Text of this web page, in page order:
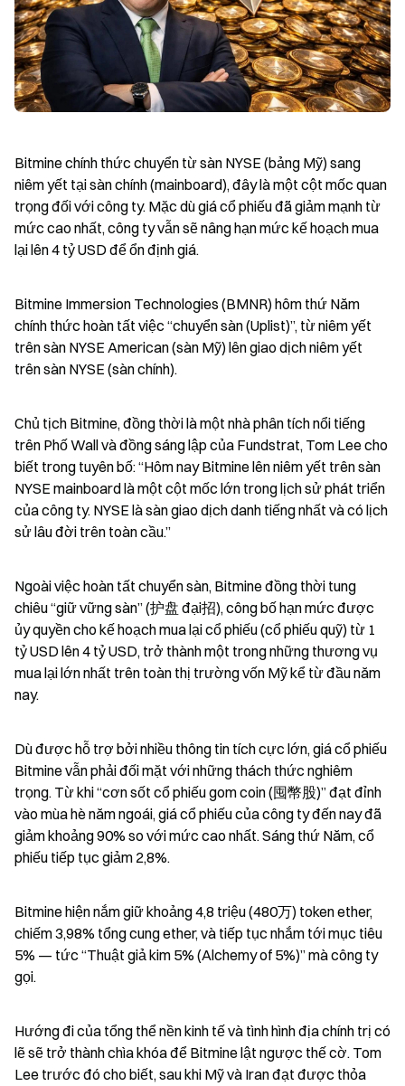
Bitmine chính thức chuyển từ sàn NYSE (bảng Mỹ) sang
niêm yết tại sàn chính (mainboard), đây là một cột mốc quan
trọng đối với công ty. Mặc dù giá cổ phiếu đã giảm mạnh từ
mức cao nhất, công ty vẫn sẽ nâng hạn mức kế hoạch mua
lại lên 4 tỷ USD để ổn định giá.
Bitmine Immersion Technologies (BMNR) hôm thứ Năm
chính thức hoàn tất việc “chuyển sàn (Uplist)”, từ niêm yết
trên sàn NYSE American (sàn Mỹ) lên giao dịch niêm yết
trên sàn NYSE (sàn chính).
Chủ tịch Bitmine, đồng thời là một nhà phân tích nổi tiếng
trên Phố Wall và đồng sáng lập của Fundstrat, Tom Lee cho
biết trong tuyên bố: “Hôm nay Bitmine lên niêm yết trên sàn
NYSE mainboard là một cột mốc lớn trong lịch sử phát triển
của công ty. NYSE là sàn giao dịch danh tiếng nhất và có lịch
sử lâu đời trên toàn cầu.”
Ngoài việc hoàn tất chuyển sàn, Bitmine đồng thời tung
chiêu “giữ vững sàn” (护盘 đại招), công bố hạn mức được
ủy quyền cho kế hoạch mua lại cổ phiếu (cổ phiếu quỹ) từ 1
tỷ USD lên 4 tỷ USD, trở thành một trong những thương vụ
mua lại lớn nhất trên toàn thị trường vốn Mỹ kể từ đầu năm
nay.
Dù được hỗ trợ bởi nhiều thông tin tích cực lớn, giá cổ phiếu
Bitmine vẫn phải đối mặt với những thách thức nghiêm
trọng. Từ khi “cơn sốt cổ phiếu gom coin (囤幣股)” đạt đỉnh
vào mùa hè năm ngoái, giá cổ phiếu của công ty đến nay đã
giảm khoảng 90% so với mức cao nhất. Sáng thứ Năm, cổ
phiếu tiếp tục giảm 2,8%.
Bitmine hiện nắm giữ khoảng 4,8 triệu (480万) token ether,
chiếm 3,98% tổng cung ether, và tiếp tục nhắm tới mục tiêu
5% — tức “Thuật giả kim 5% (Alchemy of 5%)” mà công ty
gọi.
Hướng đi của tổng thể nền kinh tế và tình hình địa chính trị có
lẽ sẽ trở thành chìa khóa để Bitmine lật ngược thế cờ. Tom
Lee trước đó cho biết, sau khi Mỹ và Iran đạt được thỏa